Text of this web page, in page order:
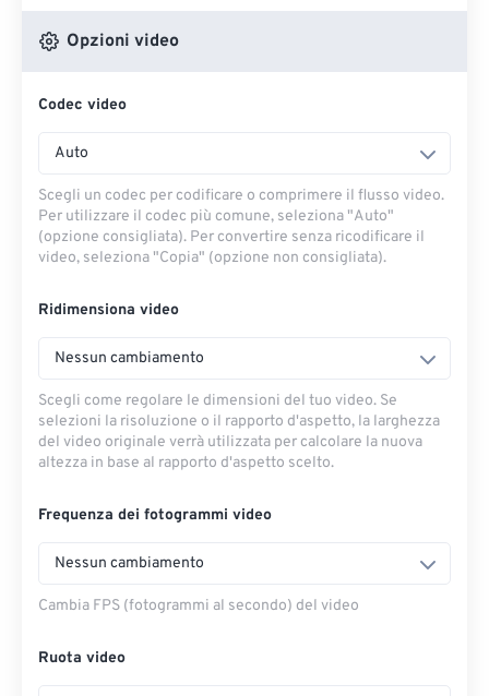
Opzioni video
Codec video
Auto
Scegli un codec per codificare o comprimere il flusso video.
Per utilizzare il codec più comune, seleziona "Auto"
(opzione consigliata). Per convertire senza ricodificare il
video, seleziona "Copia" (opzione non consigliata).
Ridimensiona video
Nessun cambiamento
Scegli come regolare le dimensioni del tuo video. Se
selezioni la risoluzione o il rapporto d'aspetto, la larghezza
del video originale verrà utilizzata per calcolare la nuova
altezza in base al rapporto d'aspetto scelto.
Frequenza dei fotogrammi video
Nessun cambiamento
Cambia FPS (fotogrammi al secondo) del video
Ruota video